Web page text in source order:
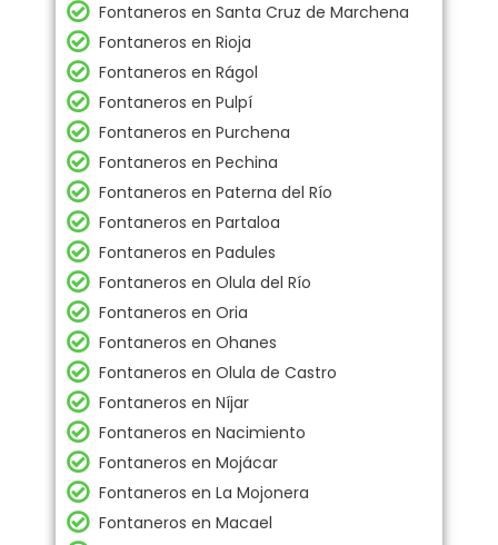
Fontaneros en Santa Cruz de Marchena
Fontaneros en Rioja
Fontaneros en Rágol
Fontaneros en Pulpí
Fontaneros en Purchena
Fontaneros en Pechina
Fontaneros en Paterna del Río
Fontaneros en Partaloa
Fontaneros en Padules
Fontaneros en Olula del Río
Fontaneros en Oria
Fontaneros en Ohanes
Fontaneros en Olula de Castro
Fontaneros en Níjar
Fontaneros en Nacimiento
Fontaneros en Mojácar
Fontaneros en La Mojonera
Fontaneros en Macael